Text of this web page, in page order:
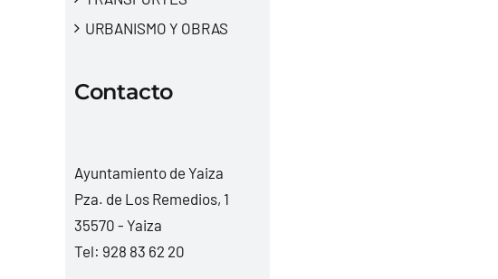
URBANISMO Y OBRAS
Contacto
Ayuntamiento de Yaiza
Pza. de Los Remedios, 1
35570 - Yaiza
Tel: 928 83 62 20